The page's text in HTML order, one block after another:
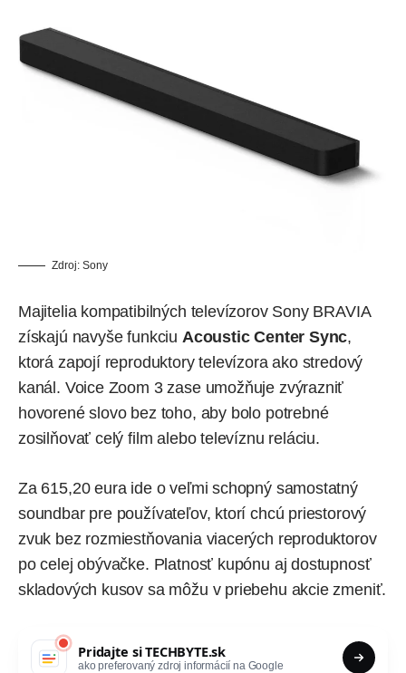
Zdroj: Sony
Majitelia kompatibilných televízorov Sony BRAVIA
získajú navyše funkciu Acoustic Center Sync,
ktorá zapojí reproduktory televízora ako stredový
kanál. Voice Zoom 3 zase umožňuje zvýrazniť
hovorené slovo bez toho, aby bolo potrebné
zosilňovať celý film alebo televíznu reláciu.
Za 615,20 euraide o veľmi schopný samostatný
soundbar pre používateľov, ktorí chcú priestorový
zvuk bez rozmiestňovania viacerých reproduktorov
po celej obývačke. Platnosť kupónu aj dostupnosť
skladových kusov sa môžu v priebehu akcie zmeniť.
Pridajte siTECHBYTE.sk
ako preferovaný zdroj informácií na Google